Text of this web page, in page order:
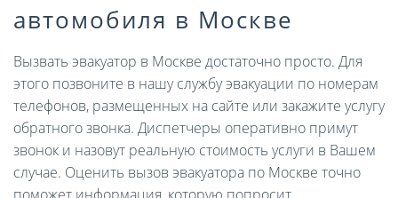
автомобиля в Москве
Вызвать эвакуатор в Москве достаточно просто. Для
этого позвоните в нашу службу эвакуации по номерам
телефонов, размещенных на сайте или закажите услугу
обратного звонка. Диспетчеры оперативно примут
звонок и назовут реальную стоимость услуги в Вашем
случае. Оценить вызов эвакуатора по Москве точно